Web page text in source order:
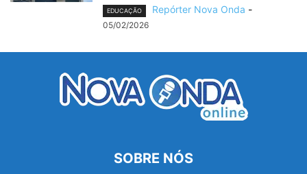
EDUCAÇÃO Repórter Nova Onda -
05/02/2026
SOBRE NÓS